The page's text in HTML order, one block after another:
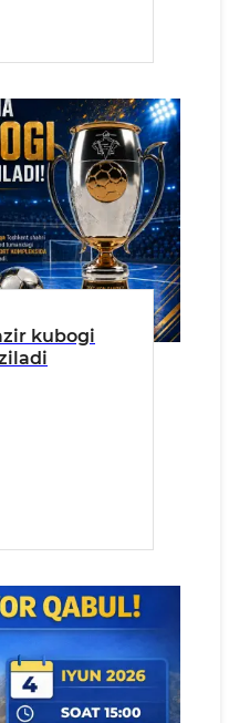
kubogi